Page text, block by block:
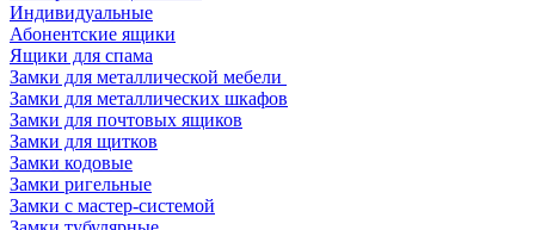
Индивидуальные
Абонентские ящики
Ящики для спама
Замки для металлической мебели
Замки для металлических шкафов
Замки для почтовых ящиков
Замки для щитков
Замки кодовые
Замки ригельные
Замки с мастер-системой